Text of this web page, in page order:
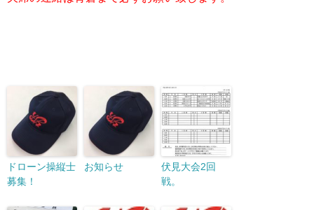
ドローン操縦士
募集！
お知らせ
伏見大会2回
戦。